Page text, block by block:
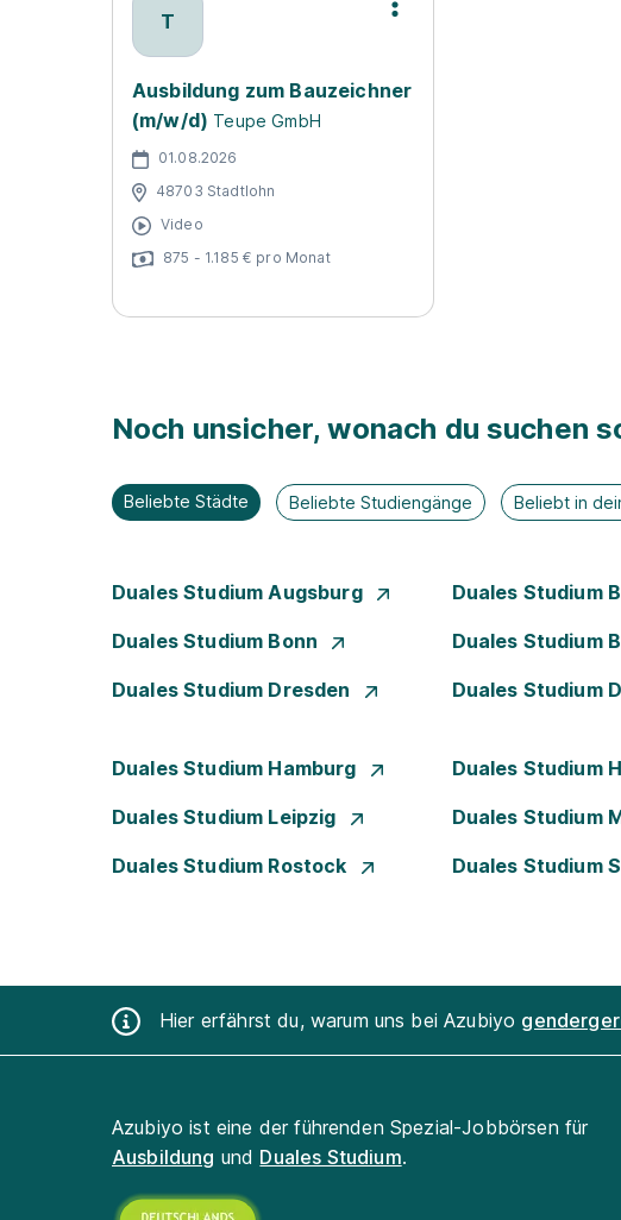
T
Ausbildung zum Bauzeichner
(m/w/d) Teupe GmbH
01.08.2026
48703 Stadtlohn
Video
875 - 1.185 € pro Monat
Noch unsicher, wonach du suchen
Beliebte Städte Beliebte Studiengänge Beliebt in
Duales Studium Augsburg Duales Studium
Duales Studium Bonn Duales Studium
Duales Studium Dresden Duales Studium
Duales Studium Hamburg Duales Studium
Duales Studium Leipzig Duales Studium
Duales Studium Rostock Duales Studium
Hier erfährst du, warum uns bei Azubiyo
Azubiyo ist eine der führenden Spezial-Jobbörsen für
Ausbildung und Duales Studium.